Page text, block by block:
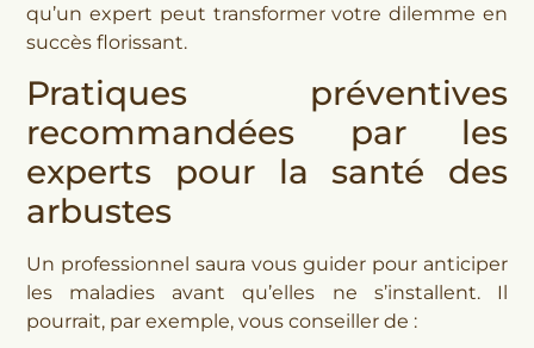
qu’un expert peut transformer votre dilemme en
succès florissant.
Pratiques préventives
recommandées par les
experts pour la santé des
arbustes
Un professionnel saura vous guider pour anticiper
les maladies avant qu’elles ne s’installent. Il
pourrait, par exemple, vous conseiller de :